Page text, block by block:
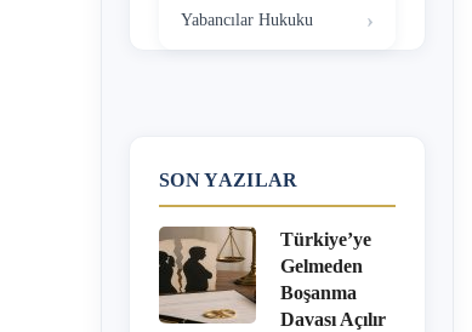
Yabancılar Hukuku
SON YAZILAR
Türkiye’ye
Gelmeden
Boşanma
Davası Açılır